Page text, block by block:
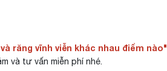
răng vĩnh viễn khác nhau điểm nào"
và tư vấn miễn phí nhé.